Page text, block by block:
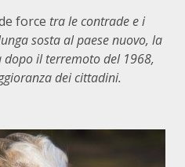
force tra le contrade e i
sosta al paese nuovo, la
dopo il terremoto del 1968,
dei cittadini.